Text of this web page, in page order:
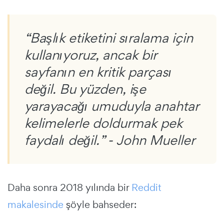
“Başlık etiketini sıralama için
kullanıyoruz, ancak bir
sayfanın en kritik parçası
değil. Bu yüzden, işe
yarayacağı umuduyla anahtar
kelimelerle doldurmak pek
faydalı değil.” - John Mueller
Daha sonra 2018 yılında bir Reddit
makalesinde şöyle bahseder: